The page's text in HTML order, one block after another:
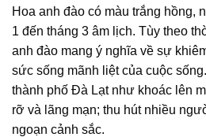
Hoa anh đào có màu trắng hồng,
1 đến tháng 3 âm lịch. Tùy theo
anh đào mang ý nghĩa về sự
sức sống mãnh liệt của cuộc
thành phố Đà Lạt như khoác lên
rỡ và lãng mạn; thu hút nhiều
ngoạn cảnh sắc.